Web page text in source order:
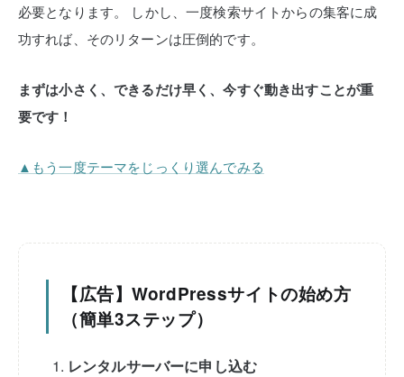
必要となります。
しかし、一度検索サイトからの集客に成
功すれば、そのリターンは圧倒的です。
まずは小さく、できるだけ早く、今すぐ動き出すことが重
要です！
▲もう一度テーマをじっくり選んでみる
【広告】WordPressサイトの始め方
（簡単3ステップ）
レンタルサーバーに申し込む